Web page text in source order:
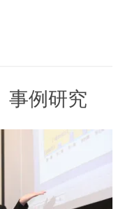
例研究